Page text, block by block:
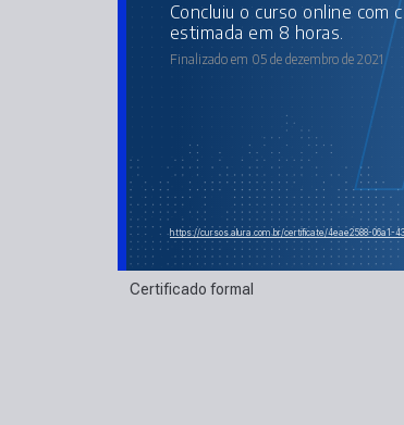
concluiu o curso online com carga horária
estimada em 8 horas.
Finalizado em 05 de dezembro de 2021
https://cursos.alura.com.br/certificate/4eae2588-06a1-
Certificado formal